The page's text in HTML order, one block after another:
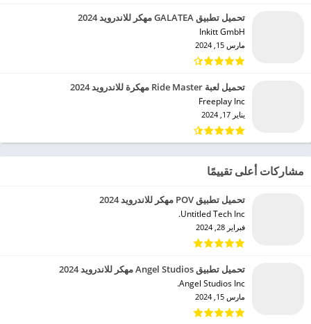
تحميل تطبيق GALATEA مهكر للاندرويد 2024
Inkitt GmbH‏
مارس 15, 2024
تحميل لعبة Ride Master مهكرة للاندرويد 2024
Freeplay Inc‏
يناير 17, 2024
مشاركات أعلى تقييمًا
تحميل تطبيق POV مهكر للاندرويد 2024
Untitled Tech Inc.‏
فبراير 28, 2024
تحميل تطبيق Angel Studios مهكر للاندرويد 2024
Angel Studios Inc.‏
مارس 15, 2024